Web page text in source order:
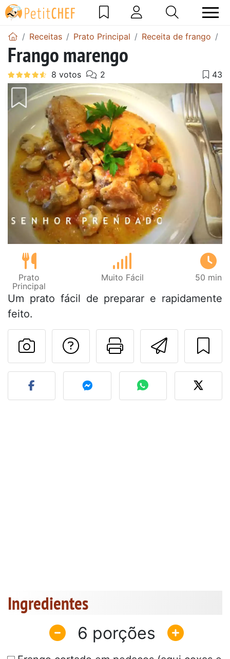
Receitas Prato Principal Receita de frango
Frango marengo
Prato
Principal
Muito Fácil 50 min
Um prato fácil de preparar e rapidamente
feito.
Imprima
Falar com o autor
Fez esta receita?
Ingredientes
6